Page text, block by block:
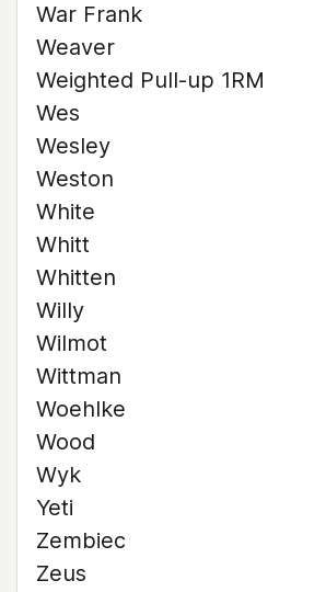
War Frank
Weaver
Weighted Pull-up 1RM
Wes
Wesley
Weston
White
Whitt
Whitten
Willy
Wilmot
Wittman
Woehlke
Wood
Wyk
Yeti
Zembiec
Zeus